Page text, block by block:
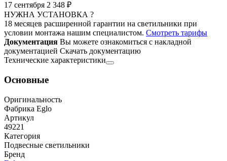
17 сентября 2 348 ₽
НУЖНА УСТАНОВКА ?
18 месяцев расширенной гарантии на светильники при
условии монтажа нашим специалистом. Смотреть тарифы
Документация Вы можете ознакомиться с накладной
документацией Скачать документацию
Технические характеристики
Основные
Оригинальность
Фабрика Eglo
Артикул
49221
Категория
Подвесные светильники
Бренд